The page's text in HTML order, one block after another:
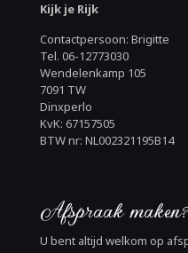
Kijk je Rijk
Contactpersoon: Brigitte
Tel. 06-12773030
Wendelenkamp 105
7091 TW
Dinxperlo
KvK: 67157505
BTW nr: NL002321195B14
Afspraak
U bent altijd welkom op